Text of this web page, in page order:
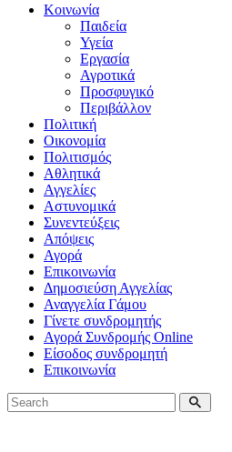
Κοινωνία
Παιδεία
Υγεία
Εργασία
Αγροτικά
Προσφυγικό
Περιβάλλον
Πολιτική
Οικονομία
Πολιτισμός
Αθλητικά
Αγγελίες
Αστυνομικά
Συνεντεύξεις
Απόψεις
Αγορά
Επικοινωνία
Δημοσιεύση Αγγελίας
Αναγγελία Γάμου
Γίνετε συνδρομητής
Αγορά Συνδρομής Online
Είσοδος συνδρομητή
Επικοινωνία